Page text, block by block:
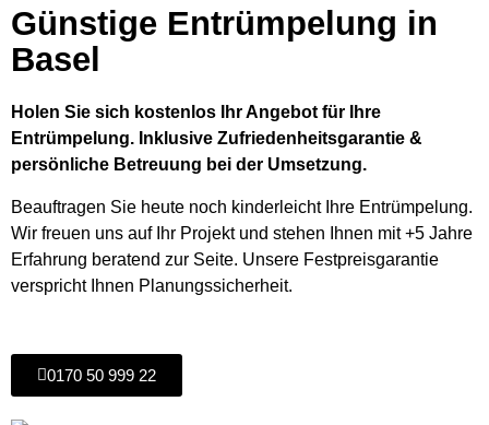
Günstige Entrümpelung in
Basel
Holen Sie sich kostenlos Ihr Angebot für Ihre
Entrümpelung. Inklusive Zufriedenheitsgarantie &
persönliche Betreuung bei der Umsetzung.
Beauftragen Sie heute noch kinderleicht Ihre Entrümpelung.
Wir freuen uns auf Ihr Projekt und stehen Ihnen mit +5 Jahre
Erfahrung beratend zur Seite. Unsere Festpreisgarantie
verspricht Ihnen Planungssicherheit.
0170 50 999 22